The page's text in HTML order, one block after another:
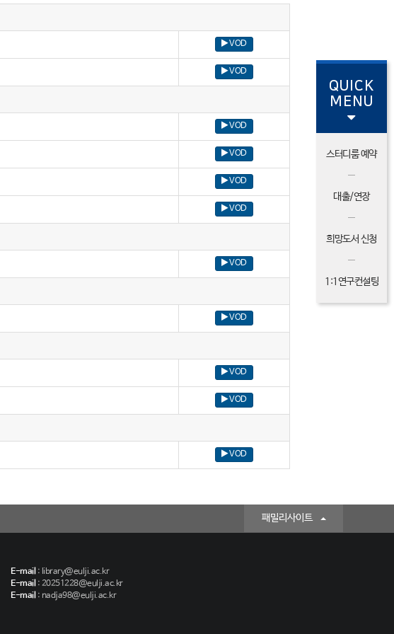
VOD
VOD
VOD
VOD
VOD
VOD
VOD
VOD
VOD
VOD
VOD
QUICK
MENU
스터디룸 예약
대출/연장
희망도서 신청
1:1연구컨설팅
패밀리사이트
E-mail : library@eulji.ac.kr
E-mail : 20251228@eulji.ac.kr
E-mail : nadja98@eulji.ac.kr